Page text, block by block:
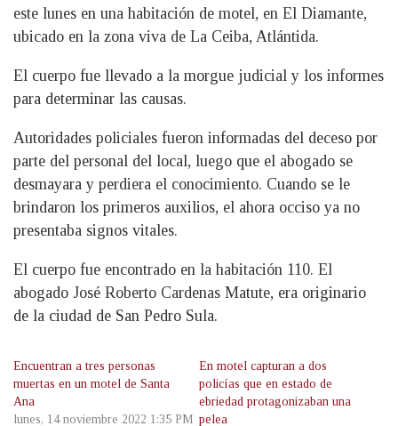
este lunes en una habitación de motel, en El Diamante,
ubicado en la zona viva de La Ceiba, Atlántida.
El cuerpo fue llevado a la morgue judicial y los informes
para determinar las causas.
Autoridades policiales fueron informadas del deceso por
parte del personal del local, luego que el abogado se
desmayara y perdiera el conocimiento. Cuando se le
brindaron los primeros auxilios, el ahora occiso ya no
presentaba signos vitales.
El cuerpo fue encontrado en la habitación 110. El
abogado José Roberto Cardenas Matute, era originario
de la ciudad de San Pedro Sula.
Encuentran a tres personas
muertas en un motel de Santa
Ana
lunes, 14 noviembre 2022 1:35 PM
En motel capturan a dos
policías que en estado de
ebriedad protagonizaban una
pelea